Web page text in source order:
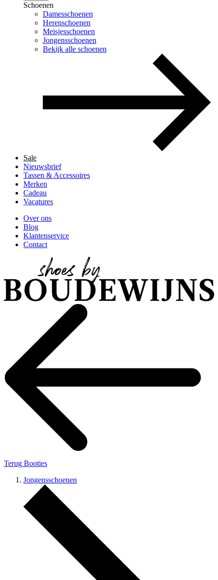
Schoenen
Damesschoenen
Herenschoenen
Meisjesschoenen
Jongensschoenen
Bekijk alle schoenen
Sale
Nieuwsbrief
Tassen & Accessoires
Merken
Cadeau
Vacatures
Over ons
Blog
Klantenservice
Contact
Terug Booties
Jongensschoenen